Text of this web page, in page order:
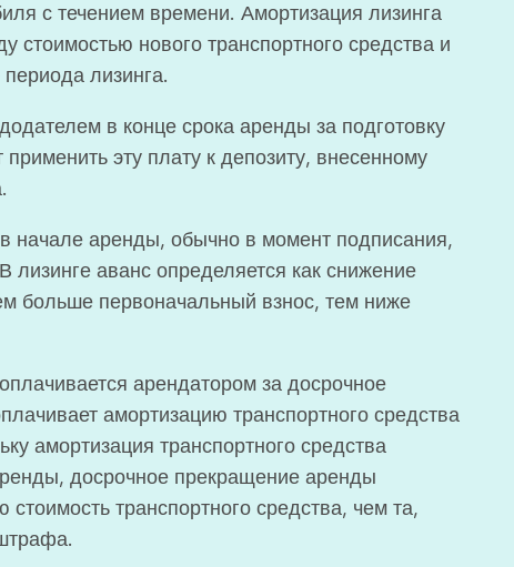
с течением времени. Амортизация лизинга
нового транспортного средства и
лизинга.
в конце срока аренды за подготовку
эту плату к депозиту, внесенному
начале аренды, обычно в момент подписания,
лизинге аванс определяется как снижение
больше первоначальный взнос, тем ниже
арендатором за досрочное
амортизацию транспортного средства
амортизация транспортного средства
досрочное прекращение аренды
транспортного средства, чем та,